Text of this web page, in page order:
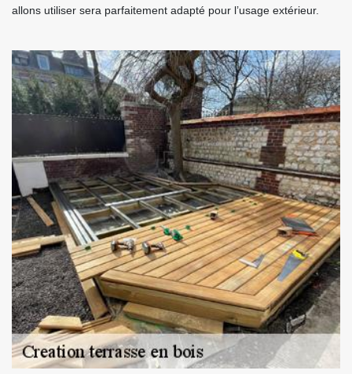
allons utiliser sera parfaitement adapté pour l’usage extérieur.